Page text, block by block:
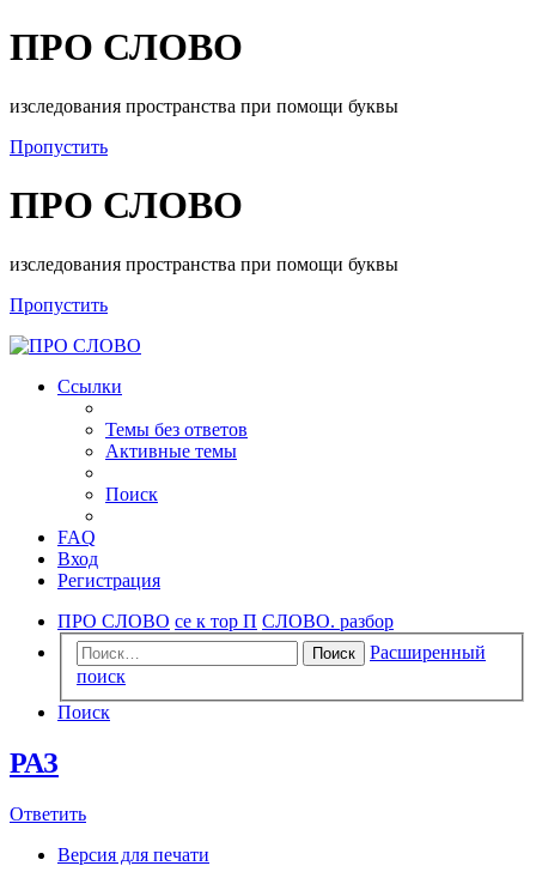
ПРО СЛОВО
изследования пространства при помощи буквы
Пропустить
ПРО СЛОВО
изследования пространства при помощи буквы
Пропустить
Ссылки
Темы без ответов
Активные темы
Поиск
FAQ
Вход
Регистрация
ПРО СЛОВО се к тор П СЛОВО. разбор
Поиск
Расширенный
поиск
Поиск
РАЗ
Ответить
Версия для печати